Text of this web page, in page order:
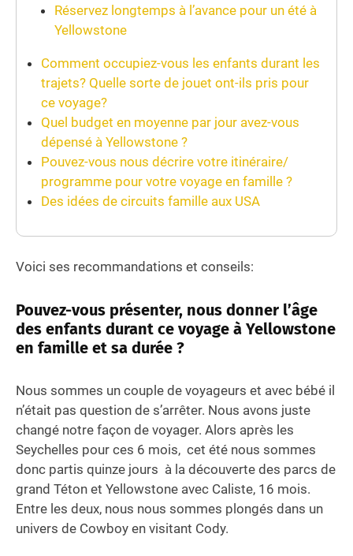
Réservez longtemps à l’avance pour un été à
Yellowstone
Comment occupiez-vous les enfants durant les
trajets? Quelle sorte de jouet ont-ils pris pour
ce voyage?
Quel budget en moyenne par jour avez-vous
dépensé à Yellowstone ?
Pouvez-vous nous décrire votre itinéraire/
programme pour votre voyage en famille ?
Des idées de circuits famille aux USA
Voici ses recommandations et conseils:
Pouvez-vous présenter, nous donner l’âge
des enfants durant ce voyage à Yellowstone
en famille et sa durée ?
Nous sommes un couple de voyageurs et avec bébé il
n’était pas question de s’arrêter. Nous avons juste
changé notre façon de voyager. Alors après les
Seychelles pour ces 6 mois, cet été nous sommes
donc partis quinze jours à la découverte des parcs de
grand Téton et Yellowstone avec Caliste, 16 mois.
Entre les deux, nous nous sommes plongés dans un
univers de Cowboy en visitant Cody.